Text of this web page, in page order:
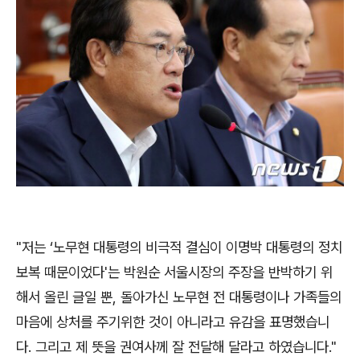
"저는 ‘노무현 대통령의 비극적 결심이 이명박 대통령의 정치
보복 때문이었다'는 박원순 서울시장의 주장을 반박하기 위
해서 올린 글일 뿐, 돌아가신 노무현 전 대통령이나 가족들의
마음에 상처를 주기위한 것이 아니라고 유감을 표명했습니
다. 그리고 제 뜻을 권여사께 잘 전달해 달라고 하였습니다."